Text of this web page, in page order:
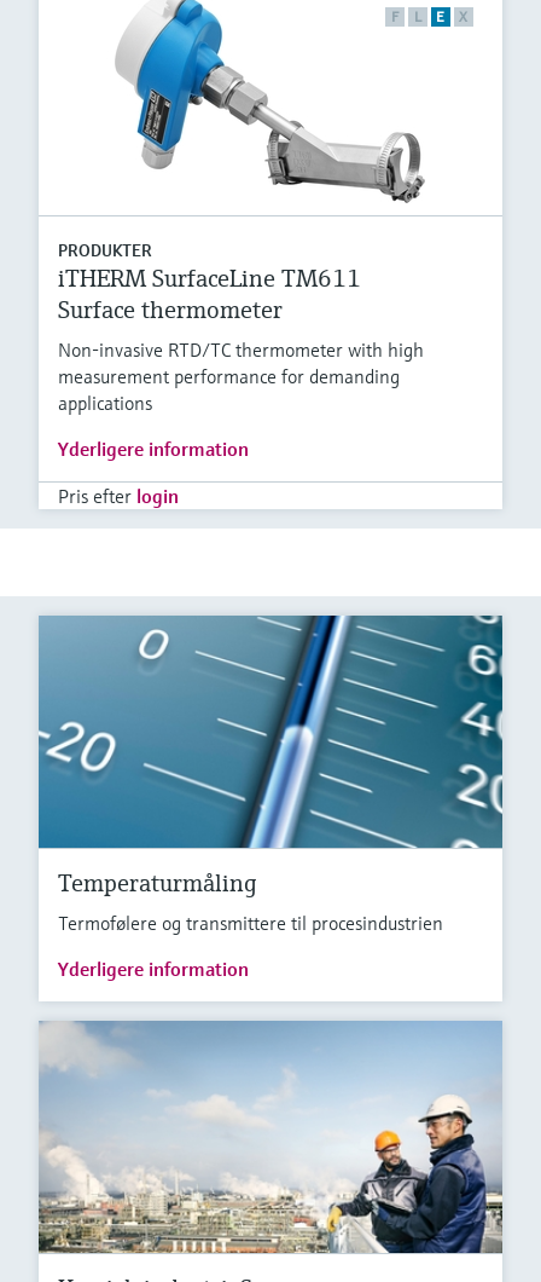
F L E X
PRODUKTER
iTHERM SurfaceLine TM611
Surface thermometer
Non-invasive RTD/TC thermometer with high
measurement performance for demanding
applications
Yderligere information
Pris efter login
Temperaturmåling
Termofølere og transmittere til procesindustrien
Yderligere information